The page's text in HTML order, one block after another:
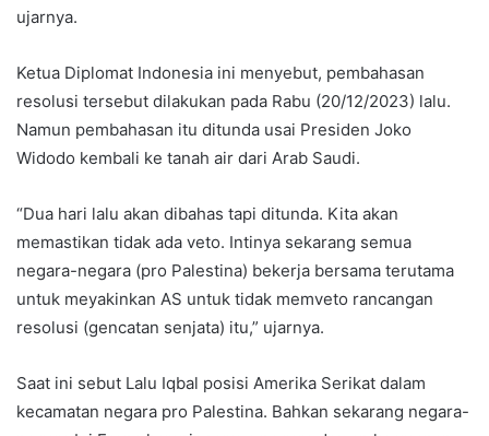
ujarnya.
Ketua Diplomat Indonesia ini menyebut, pembahasan
resolusi tersebut dilakukan pada Rabu (20/12/2023) lalu.
Namun pembahasan itu ditunda usai Presiden Joko
Widodo kembali ke tanah air dari Arab Saudi.
“Dua hari lalu akan dibahas tapi ditunda. Kita akan
memastikan tidak ada veto. Intinya sekarang semua
negara-negara (pro Palestina) bekerja bersama terutama
untuk meyakinkan AS untuk tidak memveto rancangan
resolusi (gencatan senjata) itu,” ujarnya.
Saat ini sebut Lalu Iqbal posisi Amerika Serikat dalam
kecamatan negara pro Palestina. Bahkan sekarang negara-